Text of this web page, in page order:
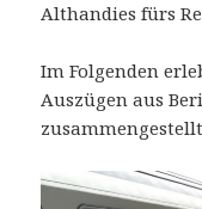
Althandies fürs
Im Folgenden
Auszügen aus